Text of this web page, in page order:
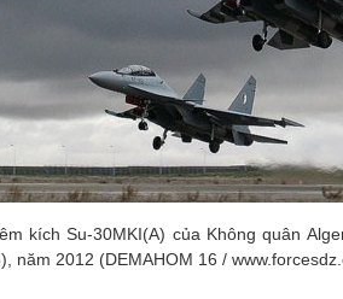
kích Su-30MKI(А) của Không quân
năm 2012 (DEMAHOM 16 /